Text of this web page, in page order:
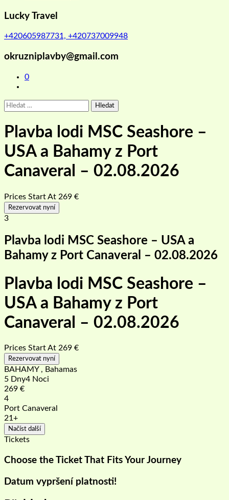
Lucky Travel
+420605987731, +420737009948
okruzniplavby@gmail.com
0
Vyhledávání
Plavba lodi MSC Seashore –
USA a Bahamy z Port
Canaveral – 02.08.2026
Prices Start At 269 €
Rezervovat nyní
3
Plavba lodi MSC Seashore – USA a
Bahamy z Port Canaveral – 02.08.2026
Plavba lodi MSC Seashore –
USA a Bahamy z Port
Canaveral – 02.08.2026
Prices Start At 269 €
Rezervovat nyní
BAHAMY , Bahamas
5 Dny4 Noci
269 €
4
Port Canaveral
21+
Načíst další
Tickets
Choose the Ticket That Fits Your Journey
Datum vypršení platnosti!